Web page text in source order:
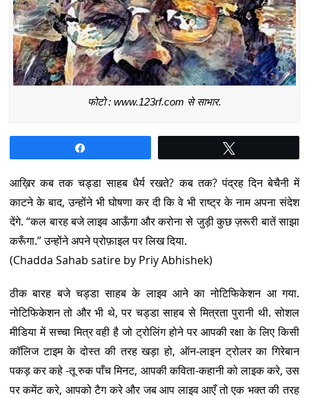
फोटो : www.123rf.com से साभार.
आख़िर कब तक चड्डा साहब धैर्य रखते? कब तक? पंद्रह दिन बेचैनी में
काटने के बाद, उन्होंने भी घोषणा कर दी कि वे भी राष्ट्र के नाम अपना संदेश
देंगे. “कल बारह बजे लाइव आऊँगा और करोना से जुड़ी कुछ ज़रूरी बातें साझा
करूँगा.” उन्होंने अपने प्रोफ़ाइल पर लिख दिया.
(Chadda Sahab satire by Priy Abhishek)
ठीक बारह बजे चड्डा साहब के लाइव आने का नोटिफिकेशन आ गया.
नोटिफिकेशन तो और भी थे, पर चड्डा साहब से मित्रता पुरानी थी. सोशल
मीडिया में सच्चा मित्र वही है जो ट्रोलिंग होने पर आपकी रक्षा के लिए किसी
कॉलिज टाइम के दोस्त की तरह खड़ा हो, ऑन-लाइन ट्रोलर का गिरेबान
पकड़ कर कहे -तू रुक पाँच मिनट, आपकी कविता-कहानी को लाइक करे, उस
पर कमेंट करे, आपको टैग करे और जब आप लाइव आएँ तो एक भक्त की तरह